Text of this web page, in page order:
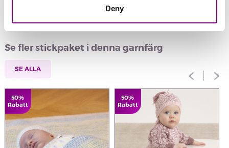
Deny
Se fler stickpaket i denna garnfärg
SE ALLA
50%
Rabatt
50%
Rabatt